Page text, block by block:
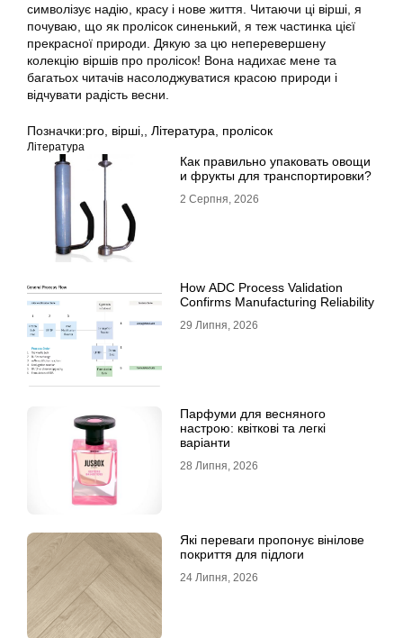
символізує надію, красу і нове життя. Читаючи ці вірші, я
почуваю, що як пролісок синенький, я теж частинка цієї
прекрасної природи. Дякую за цю неперевершену
колекцію віршів про пролісок! Вона надихає мене та
багатьох читачів насолоджуватися красою природи і
відчувати радість весни.
Позначки:pro вірші, Література пролісок
Література
Как правильно упаковать овощи
и фрукты для транспортировки?
2 Серпня, 2026
How ADC Process Validation
Confirms Manufacturing Reliability
29 Липня, 2026
Парфуми для весняного
настрою: квіткові та легкі
варіанти
28 Липня, 2026
Які переваги пропонує вінілове
покриття для підлоги
24 Липня, 2026